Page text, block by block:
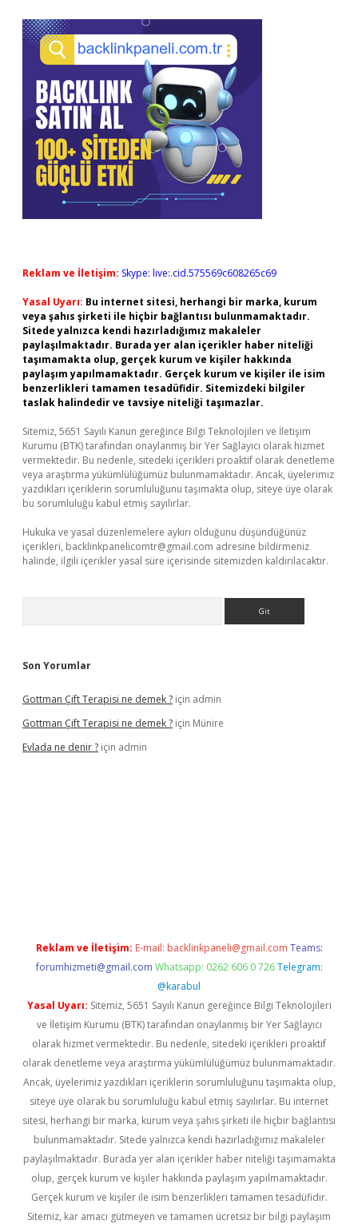
Reklam ve İletişim: Skype: live:.cid.575569c608265c69
Yasal Uyarı: Bu internet sitesi, herhangi bir marka, kurum
veya şahıs şirketi ile hiçbir bağlantısı bulunmamaktadır.
Sitede yalnızca kendi hazırladığımız makaleler
paylaşılmaktadır. Burada yer alan içerikler haber niteliği
taşımamakta olup, gerçek kurum ve kişiler hakkında
paylaşım yapılmamaktadır. Gerçek kurum ve kişiler ile isim
benzerlikleri tamamen tesadüfidir. Sitemizdeki bilgiler
taslak halindedir ve tavsiye niteliği taşımazlar.
Sitemiz, 5651 Sayılı Kanun gereğince Bilgi Teknolojileri ve İletişim
Kurumu (BTK) tarafından onaylanmış bir Yer Sağlayıcı olarak hizmet
vermektedir. Bu nedenle, sitedeki içerikleri proaktif olarak denetleme
veya araştırma yükümlülüğümüz bulunmamaktadır. Ancak, üyelerimiz
yazdıkları içeriklerin sorumluluğunu taşımakta olup, siteye üye olarak
bu sorumluluğu kabul etmiş sayılırlar.
Hukuka ve yasal düzenlemelere aykırı olduğunu düşündüğünüz
içerikleri, backlinkpanelicomtr@gmail.com adresine bildirmeniz
halinde, ilgili içerikler yasal süre içerisinde sitemizden kaldırılacaktır.
Son Yorumlar
Gottman Çift Terapisi ne demek ? için admin
Gottman Çift Terapisi ne demek ? için Münire
Evlada ne denir ? için admin
Reklam ve İletişim: E-mail: backlinkpaneli@gmail.com Teams:
forumhizmeti@gmail.com Whatsapp: 0262 606 0 726 Telegram:
@karabul
Yasal Uyarı: Sitemiz, 5651 Sayılı Kanun gereğince Bilgi Teknolojileri
ve İletişim Kurumu (BTK) tarafından onaylanmış bir Yer Sağlayıcı
olarak hizmet vermektedir. Bu nedenle, sitedeki içerikleri proaktif
olarak denetleme veya araştırma yükümlülüğümüz bulunmamaktadır.
Ancak, üyelerimiz yazdıkları içeriklerin sorumluluğunu taşımakta olup,
siteye üye olarak bu sorumluluğu kabul etmiş sayılırlar. Bu internet
sitesi, herhangi bir marka, kurum veya şahıs şirketi ile hiçbir bağlantısı
bulunmamaktadır. Sitede yalnızca kendi hazırladığımız makaleler
paylaşılmaktadır. Burada yer alan içerikler haber niteliği taşımamakta
olup, gerçek kurum ve kişiler hakkında paylaşım yapılmamaktadır.
Gerçek kurum ve kişiler ile isim benzerlikleri tamamen tesadüfidir.
Sitemiz, kar amacı gütmeyen ve tamamen ücretsiz bir bilgi paylaşım